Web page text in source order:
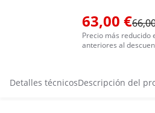
63,00 €
Precio más reducido
anteriores al
Detalles técnicosDescripción del